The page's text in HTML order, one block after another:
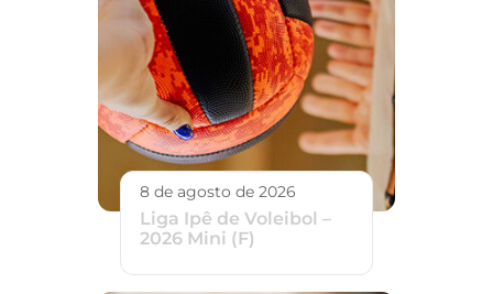
8 de agosto de 2026
Liga Ipê de Voleibol –
2026 Mini (F)